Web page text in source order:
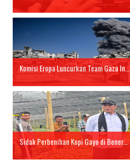
Komisi Eropa Luncurkan Team Gaza In...
Sidak Perbenihan Kopi Gayo di Bener...